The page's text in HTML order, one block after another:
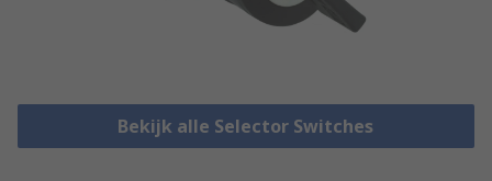
Bekijk alle Selector Switches